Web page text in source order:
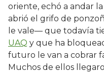
oriente, echó a andar
abrió el grifo de
le vale— que todavía
UAQ y que ha
futuro le van a cobrar
Muchos de ellos